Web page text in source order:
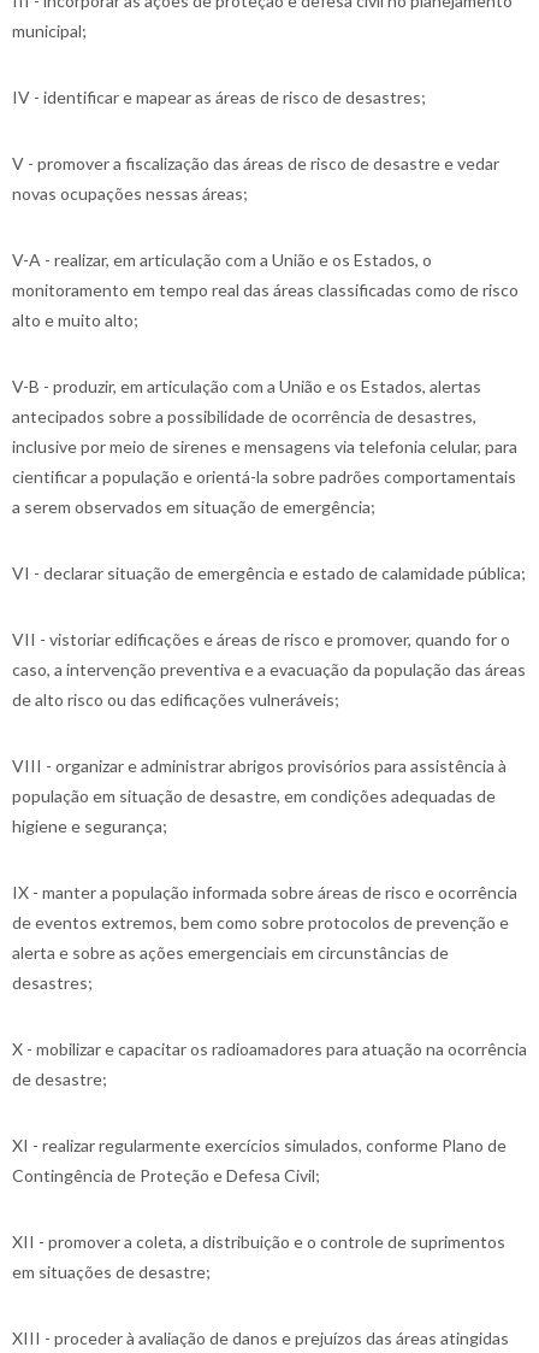
municipal;
IV - identificar e mapear as áreas de risco de desastres;
V - promover a fiscalização das áreas de risco de desastre e vedar
novas ocupações nessas áreas;
V-A - realizar, em articulação com a União e os Estados, o
monitoramento em tempo real das áreas classificadas como de risco
alto e muito alto;
V-B - produzir, em articulação com a União e os Estados, alertas
antecipados sobre a possibilidade de ocorrência de desastres,
inclusive por meio de sirenes e mensagens via telefonia celular, para
cientificar a população e orientá-la sobre padrões comportamentais
a serem observados em situação de emergência;
VI - declarar situação de emergência e estado de calamidade pública;
VII - vistoriar edificações e áreas de risco e promover, quando for o
caso, a intervenção preventiva e a evacuação da população das áreas
de alto risco ou das edificações vulneráveis;
VIII - organizar e administrar abrigos provisórios para assistência à
população em situação de desastre, em condições adequadas de
higiene e segurança;
IX - manter a população informada sobre áreas de risco e ocorrência
de eventos extremos, bem como sobre protocolos de prevenção e
alerta e sobre as ações emergenciais em circunstâncias de
desastres;
X - mobilizar e capacitar os radioamadores para atuação na ocorrência
de desastre;
XI - realizar regularmente exercícios simulados, conforme Plano de
Contingência de Proteção e Defesa Civil;
XII - promover a coleta, a distribuição e o controle de suprimentos
em situações de desastre;
XIII - proceder à avaliação de danos e prejuízos das áreas atingidas